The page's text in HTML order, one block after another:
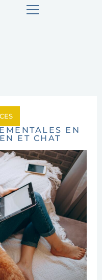
EN
ET CHAT